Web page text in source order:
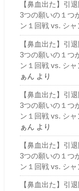
【鼻血出た】引
3つの願いの１つ
ン１回戦 vs. シャ
【鼻血出た】引
3つの願いの１つ
ン１回戦 vs. シャ
ぁん より
【鼻血出た】引
3つの願いの１つ
ン１回戦 vs. シャ
ぁん より
【鼻血出た】引
3つの願いの１つ
ン１回戦 vs. シャ
【鼻血出た】引